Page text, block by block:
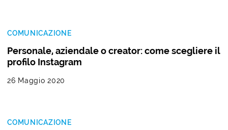
COMUNICAZIONE
Personale, aziendale o creator: come scegliere il
profilo Instagram
26 Maggio 2020
COMUNICAZIONE